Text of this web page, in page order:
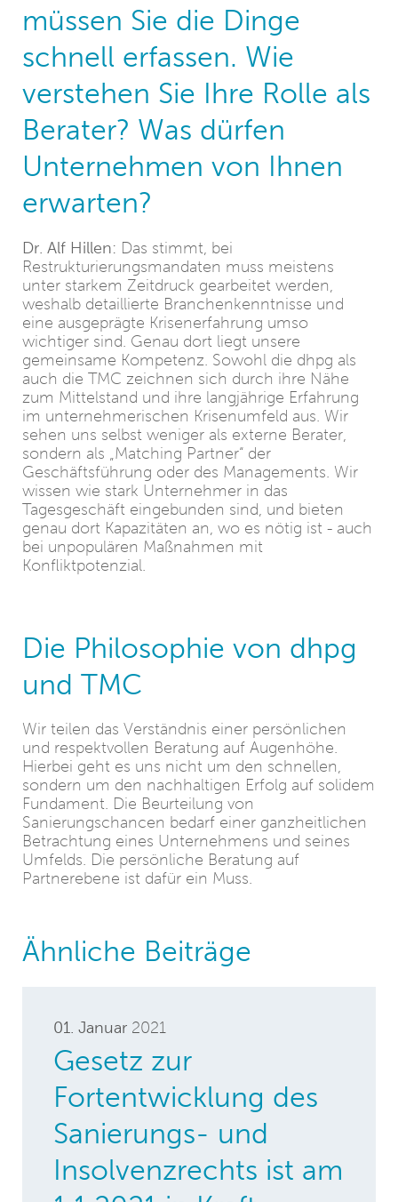
müssen Sie die Dinge
schnell erfassen. Wie
verstehen Sie Ihre Rolle als
Berater? Was dürfen
Unternehmen von Ihnen
erwarten?
Dr. Alf Hillen: Das stimmt, bei
Restrukturierungsmandaten muss meistens
unter starkem Zeitdruck gearbeitet werden,
weshalb detaillierte Branchenkenntnisse und
eine ausgeprägte Krisenerfahrung umso
wichtiger sind. Genau dort liegt unsere
gemeinsame Kompetenz. Sowohl die dhpg als
auch die TMC zeichnen sich durch ihre Nähe
zum Mittelstand und ihre langjährige Erfahrung
im unternehmerischen Krisenumfeld aus. Wir
sehen uns selbst weniger als externe Berater,
sondern als „Matching Partner“ der
Geschäftsführung oder des Managements. Wir
wissen wie stark Unternehmer in das
Tagesgeschäft eingebunden sind, und bieten
genau dort Kapazitäten an, wo es nötig ist - auch
bei unpopulären Maßnahmen mit
Konfliktpotenzial.
Die Philosophie von dhpg
und TMC
Wir teilen das Verständnis einer persönlichen
und respektvollen Beratung auf Augenhöhe.
Hierbei geht es uns nicht um den schnellen,
sondern um den nachhaltigen Erfolg auf solidem
Fundament. Die Beurteilung von
Sanierungschancen bedarf einer ganzheitlichen
Betrachtung eines Unternehmens und seines
Umfelds. Die persönliche Beratung auf
Partnerebene ist dafür ein Muss.
Ähnliche Beiträge
01. Januar 2021
Gesetz zur
Fortentwicklung des
Sanierungs- und
Insolvenzrechts ist am